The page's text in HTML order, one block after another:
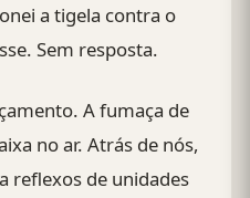
a tigela contra o
Sem resposta.
A fumaça de
no ar. Atrás de nós,
reflexos de unidades